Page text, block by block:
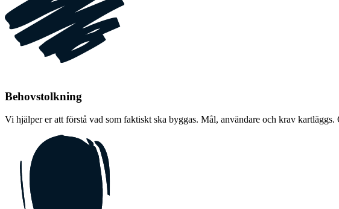
Behovstolkning
Vi hjälper er att förstå vad som faktiskt ska byggas. Mål, användare och krav